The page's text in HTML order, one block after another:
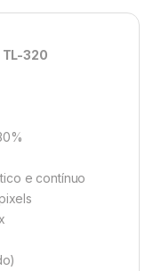
TL-320
e contínuo